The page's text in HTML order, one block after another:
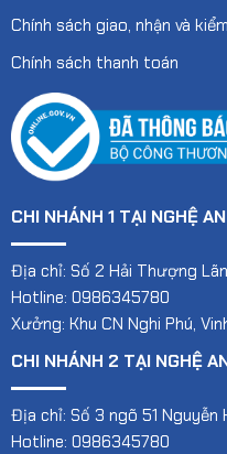
Chính sách giao, nhận và
Chính sách thanh toán
CHI NHÁNH 1 TẠI NGHỆ AN
Địa chỉ: Số 2 Hải Thượng
Hotline: 0986345780
Xưởng: Khu CN Nghi Phú,
CHI NHÁNH 2 TẠI NGHỆ
Địa chỉ: Số 3 ngõ 51 Nguyễn
Hotline: 0986345780